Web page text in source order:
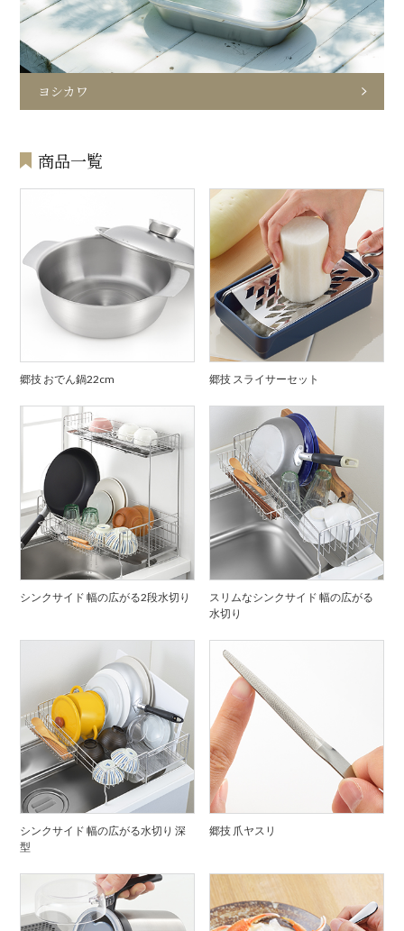
ヨシカワ
商品一覧
郷技 おでん鍋22cm 郷技 スライサーセット
シンクサイド 幅の広がる2段水切り
スリムなシンクサイド 幅の広がる
水切り
シンクサイド 幅の広がる水切り 深
型
郷技 爪ヤスリ